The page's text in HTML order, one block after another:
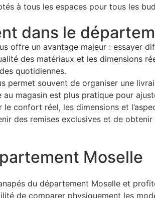
à tous les espaces pour tous les
dans le
offre un avantage majeur : essayer
des matériaux et les dimensions
quotidiennes.
souvent de organiser une
magasin est plus pratique pour
confort réel, les dimensions et
des remises exclusives et de
Moselle
du département Moselle et
de comparer physiquement les